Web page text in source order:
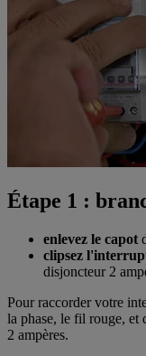
Étape 1 :
enlevez le capot
clipsez
disjoncteur 2
Pour raccorder votre
la phase, le fil rouge, et
2 ampères.